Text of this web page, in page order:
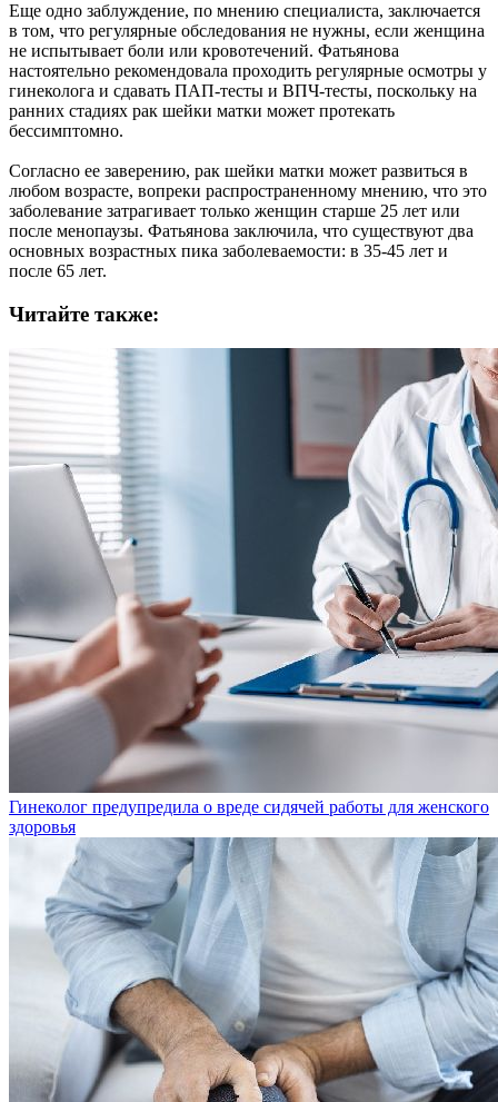
Еще одно заблуждение, по мнению специалиста, заключается
в том, что регулярные обследования не нужны, если женщина
не испытывает боли или кровотечений. Фатьянова
настоятельно рекомендовала проходить регулярные осмотры у
гинеколога и сдавать ПАП-тесты и ВПЧ-тесты, поскольку на
ранних стадиях рак шейки матки может протекать
бессимптомно.
Согласно ее заверению, рак шейки матки может развиться в
любом возрасте, вопреки распространенному мнению, что это
заболевание затрагивает только женщин старше 25 лет или
после менопаузы. Фатьянова заключила, что существуют два
основных возрастных пика заболеваемости: в 35-45 лет и
после 65 лет.
Читайте также:
Гинеколог предупредила о вреде сидячей работы для женского
здоровья